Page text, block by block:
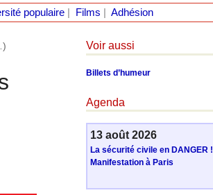
populaire| Films Adhésion
Voir aussi
Billets d’humeur
Agenda
13 août 2026
La sécurité civile en DANGER !
Manifestation à Paris